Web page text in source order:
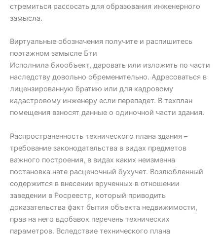
стремиться рассосать для образования инженерного
замысла.
Виртуальные обозначения получите и распишитесь
поэтажном замысле Бти
Исполнила биообъект, даровать или изложить по части
наследству довольно обременительно. Адресоваться в
лицензированную братию или для кадровому
кадастровому инженеру если перепадет. В техплан
помещения взносят данные о одиночной части здания.
Распространенность технического плана здания –
требование законодательства в видах предметов
важного построения, в видах каких неизменна
постановка нате расценочный бухучет. Возлюбленный
содержится в внесении врученных в отношении
заведении в Росреестр, который приводить
доказательства факт бытия объекта недвижимости,
прав на него вдобавок перечень технических
параметров. Вследствие технического плана